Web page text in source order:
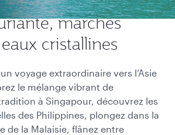
marchés
cristallines
voyage extraordinaire vers l’Asie
le mélange vibrant de
à Singapour, découvrez les
des Philippines, plongez dans la
de la Malaisie, flânez entre